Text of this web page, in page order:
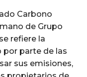
Carbono
de Grupo
refiere la
por parte de las
sus emisiones,